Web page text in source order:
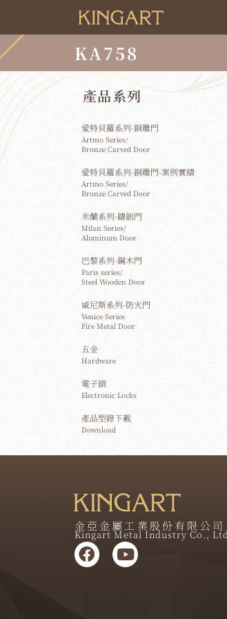
KA758
產品系列
愛特貝羅系列-銅雕門
Artmo Series/
Bronze Carved Door
愛特貝羅系列-銅雕門-案例實績
Artmo Series/
Bronze Carved Door
米蘭系列-鑄鋁門
Milan Series/
Aluminum Door
巴黎系列-鋼木門
Paris series/
Steel Wooden Door
威尼斯系列-防火門
Venice Series
Fire Metal Door
五金
Hardware
電子鎖
Electronic Locks
產品型錄下載
Download
金亞金屬工業股份有限公司
Kingart Metal Industry Co.,